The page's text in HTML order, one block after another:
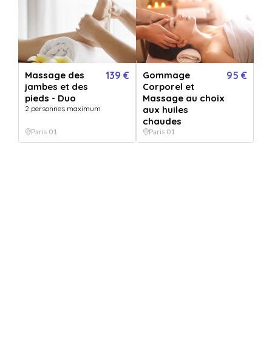
Massage des
jambes et des
pieds - Duo
2 personnes maximum
139 €
Paris 01
Gommage
Corporel et
Massage au choix
aux huiles
chaudes
95 €
Paris 01
B zen spa
45 Boulevard Sebastopol
75001 Paris 01
Voir la carte